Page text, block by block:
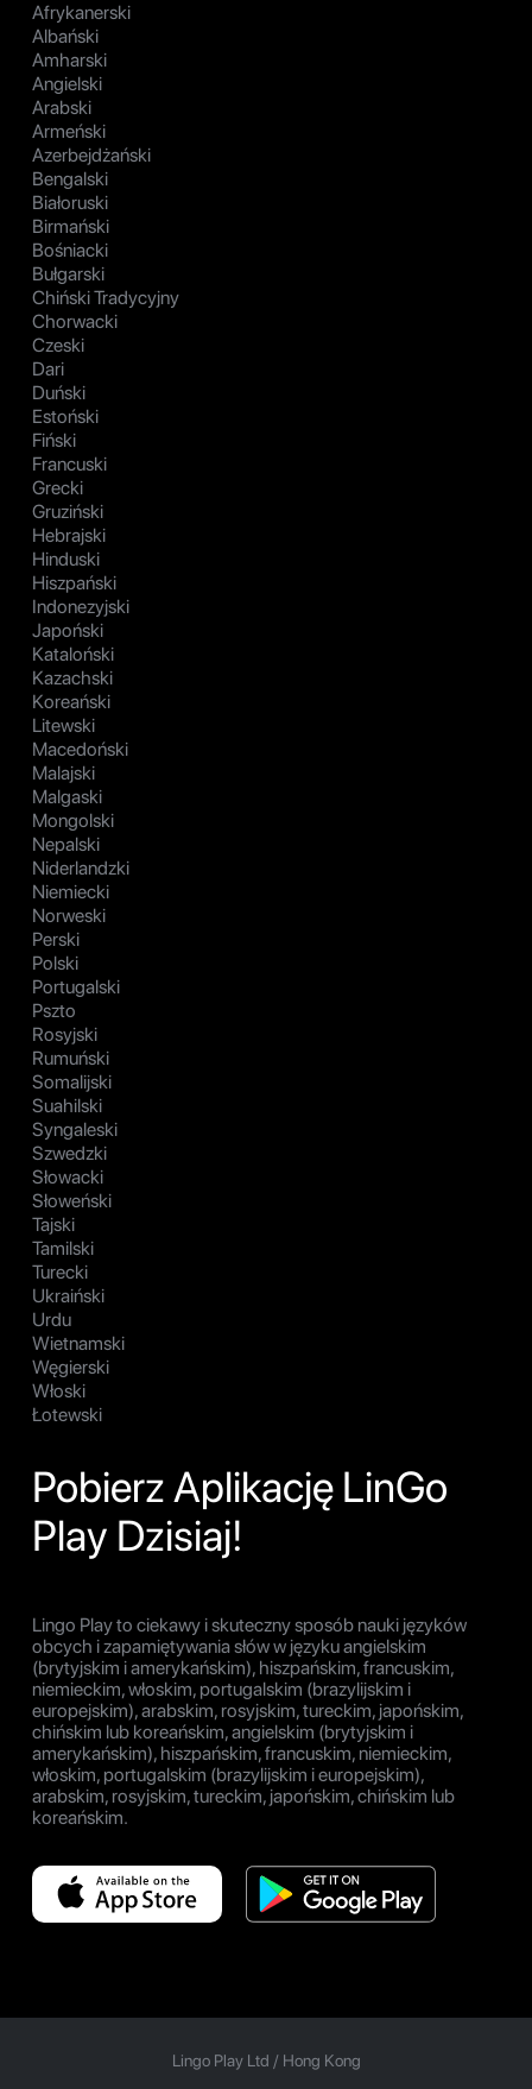
Afrykanerski
Albański
Amharski
Angielski
Arabski
Armeński
Azerbejdżański
Bengalski
Białoruski
Birmański
Bośniacki
Bułgarski
Chiński Tradycyjny
Chorwacki
Czeski
Dari
Duński
Estoński
Fiński
Francuski
Grecki
Gruziński
Hebrajski
Hinduski
Hiszpański
Indonezyjski
Japoński
Kataloński
Kazachski
Koreański
Litewski
Macedoński
Malajski
Malgaski
Mongolski
Nepalski
Niderlandzki
Niemiecki
Norweski
Perski
Polski
Portugalski
Pszto
Rosyjski
Rumuński
Somalijski
Suahilski
Syngaleski
Szwedzki
Słowacki
Słoweński
Tajski
Tamilski
Turecki
Ukraiński
Urdu
Wietnamski
Węgierski
Włoski
Łotewski
Pobierz Aplikację LinGo
Play Dzisiaj!
Lingo Play to ciekawy i skuteczny sposób nauki języków
obcych i zapamiętywania słów w języku angielskim
(brytyjskim i amerykańskim), hiszpańskim, francuskim,
niemieckim, włoskim, portugalskim (brazylijskim i
europejskim), arabskim, rosyjskim, tureckim, japońskim,
chińskim lub koreańskim, angielskim (brytyjskim i
amerykańskim), hiszpańskim, francuskim, niemieckim,
włoskim, portugalskim (brazylijskim i europejskim),
arabskim, rosyjskim, tureckim, japońskim, chińskim lub
koreańskim.
Lingo Play Ltd / Hong Kong